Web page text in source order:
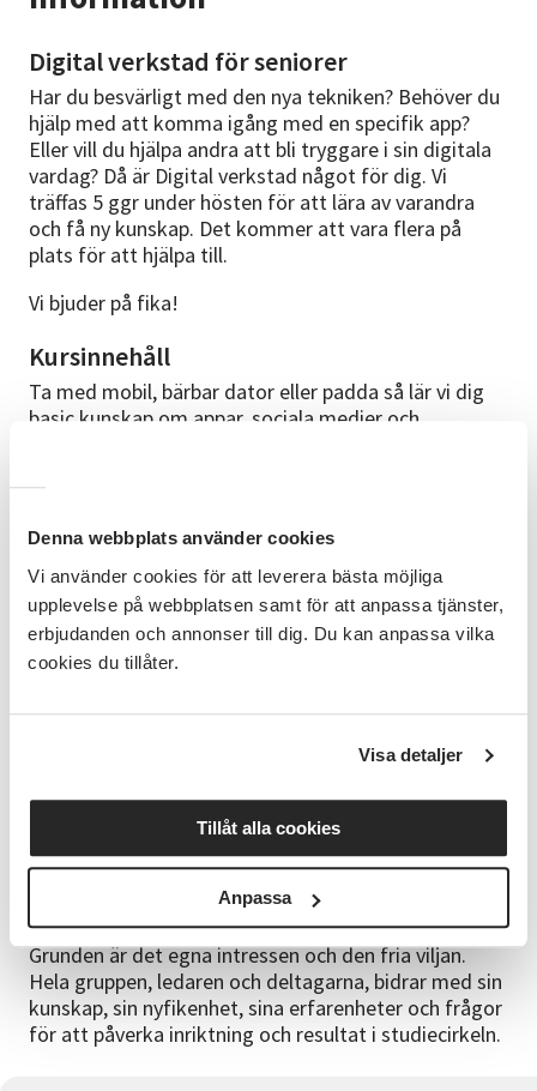
Denna webbplats använder cookies
Vi använder cookies för att leverera bästa möjliga
upplevelse på webbplatsen samt för att anpassa tjänster,
erbjudanden och annonser till dig. Du kan anpassa vilka
cookies du tillåter.
Visa detaljer
Tillåt alla cookies
Anpassa
Digital verkstad för seniorer
Har du besvärligt med den nya tekniken? Behöver du
hjälp med att komma igång med en specifik app?
Eller vill du hjälpa andra att bli tryggare i sin digitala
vardag? Då är Digital verkstad något för dig. Vi
träffas 5 ggr under hösten för att lära av varandra
och få ny kunskap. Det kommer att vara flera på
plats för att hjälpa till.
Vi bjuder på fika!
Kursinnehåll
Ta med mobil, bärbar dator eller padda så lär vi dig
basic kunskap om appar, sociala medier och
fikar vi och hjälper varandra med olika digitala
Hösten-26
5/10, 19/10, 2/11, 16/11, 30/11
Mer info kommer
Anmälningsinformation
Ingen anmälan krävs, man kan delta på enstaka
med Seniorcentrum Bengtsfors kommun och
Socialstyrelsen "Motverka ofrivillig ensamhet"
Vad är en studiecirkel? Studiecirkeln har en speciell
pedagogisk form. I en studiecirkel träffas deltagare i
små grupper för att lära sig något tillsammans.
Grunden är det egna intressen och den fria viljan.
Hela gruppen, ledaren och deltagarna, bidrar med sin
kunskap, sin nyfikenhet, sina erfarenheter och frågor
för att påverka inriktning och resultat i studiecirkeln.